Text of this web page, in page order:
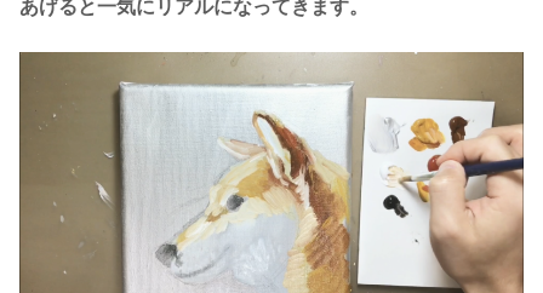
あげると一気にリアルになってきます。